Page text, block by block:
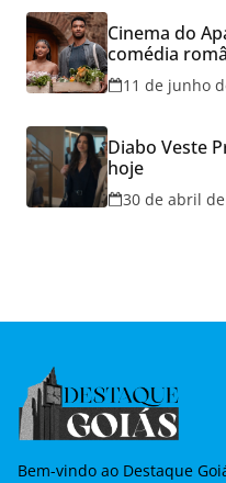
Cinema do
comédia
hoje e lança
Namorados
11 de junho
Diabo Veste
hoje
30 de abril
Bem-vindo ao Destaque